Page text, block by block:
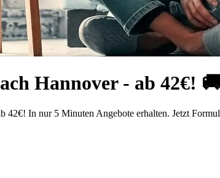
Hannover - ab 42€!
42€! In nur 5 Minuten Angebote erhalten. Jetzt